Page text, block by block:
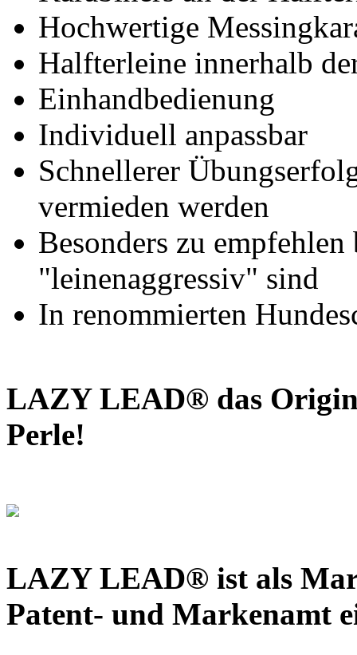
Hochwertige
Halfterleine innerhalb
Einhandbedienung
Individuell anpassbar
Schnellerer
vermieden werden
Besonders zu
"leinenaggressiv" sind
In renommierten
LAZY LEAD® das
Perle!
LAZY LEAD® ist als
Patent- und Markenamt